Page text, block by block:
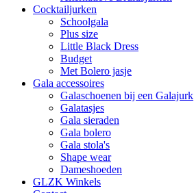
Cocktailjurken
Schoolgala
Plus size
Little Black Dress
Budget
Met Bolero jasje
Gala accessoires
Galaschoenen bij een Galajurk
Galatasjes
Gala sieraden
Gala bolero
Gala stola's
Shape wear
Dameshoeden
GLZK Winkels